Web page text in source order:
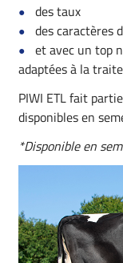
des taux
des caractères
et avec un top
adaptées à la
PIWI ETL fait
disponibles en
*Disponible en